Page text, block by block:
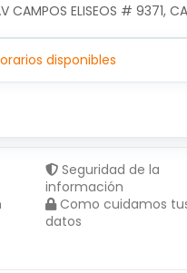
CAMPOS ELISEOS # 9371,
disponibles
Seguridad de la
información
Como cuidamos
datos